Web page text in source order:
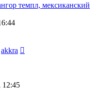
темпл, мексиканский
akkra
12:45